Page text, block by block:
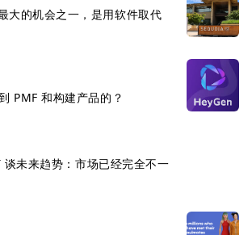
大的机会之一，是用软件取代
PMF 和构建产品的？
未来趋势：市场已经完全不一